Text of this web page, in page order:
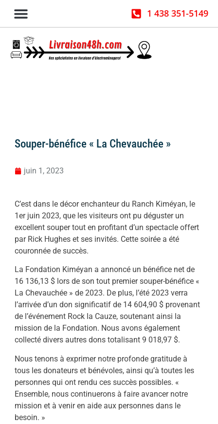
1 438 351-5149
Souper-bénéfice « La Chevauchée »
juin 1, 2023
C’est dans le décor enchanteur du Ranch Kiméyan, le
1er juin 2023, que les visiteurs ont pu déguster un
excellent souper tout en profitant d’un spectacle offert
par Rick Hughes et ses invités. Cette soirée a été
couronnée de succès.
La Fondation Kiméyan a annoncé un bénéfice net de
16 136,13 $ lors de son tout premier souper-bénéfice «
La Chevauchée » de 2023. De plus, l’été 2023 verra
l’arrivée d’un don significatif de 14 604,90 $ provenant
de l’événement Rock la Cauze, soutenant ainsi la
mission de la Fondation. Nous avons également
collecté divers autres dons totalisant 9 018,97 $.
Nous tenons à exprimer notre profonde gratitude à
tous les donateurs et bénévoles, ainsi qu’à toutes les
personnes qui ont rendu ces succès possibles. «
Ensemble, nous continuerons à faire avancer notre
mission et à venir en aide aux personnes dans le
besoin. »